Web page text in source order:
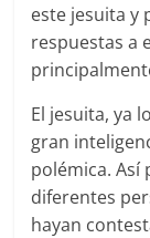
este jesuita y
respuestas a
El jesuita, ya
gran
polémica. Así
diferentes
hayan